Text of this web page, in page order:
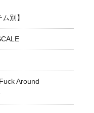
ム別】
Around